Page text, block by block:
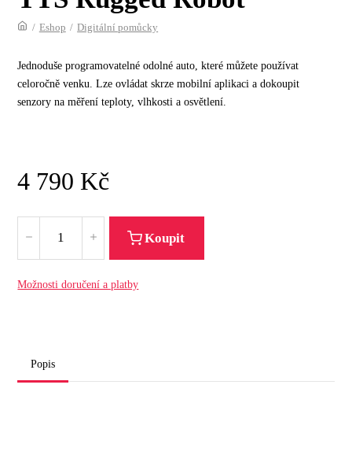
/ Eshop / Digitální pomůcky
Jednoduše programovatelné odolné auto, které můžete používat
celoročně venku. Lze ovládat skrze mobilní aplikaci a dokoupit
senzory na měření teploty, vlhkosti a osvětlení.
4 790 Kč
Koupit
Možnosti doručení a platby
Popis